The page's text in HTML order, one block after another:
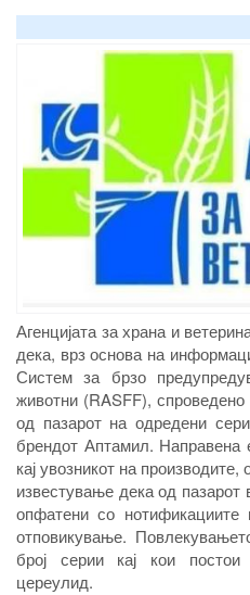
Агенцијата за храна и
дека, врз основа на
Систем за брзо
животни (RASFF),
од пазарот на одредени
брендот Аптамил. Направена
кај увозникот на
известување дека од пазарот
опфатени со
отповикување.
број серии кај кои
цереулид.